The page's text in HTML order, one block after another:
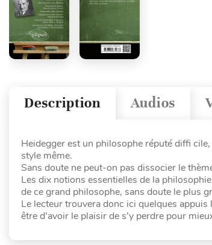
Audios
Description
Heidegger est un philosophe réputé diffi
style même.
Sans doute ne peut-on pas dissocier le
Les dix notions essentielles de la
de ce grand philosophe, sans doute le plus
Le lecteur trouvera donc ici quelques
être d’avoir le plaisir de s’y perdre pour